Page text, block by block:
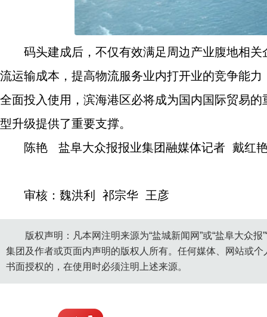
码头建成后，不仅有效满足周边产业腹地相
流运输成本，提高物流服务业内打开业的竞争能
全面投入使用，滨海港区必将成为国内国际贸易
型升级提供了重要支撑。
陈艳 盐阜大众报报业集团融媒体记者 戴红
审核：魏洪利 祁宗华 王彦
版权声明：凡本网注明来源为“盐城新闻网”或“盐阜大众
集团及作者或页面内声明的版权人所有。任何媒体、网站或
书面授权的，在使用时必须注明上述来源。